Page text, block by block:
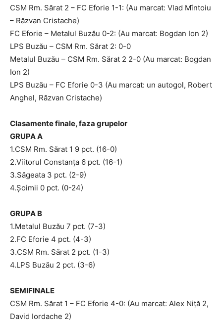
CSM Rm. Sărat 2 – FC Eforie 1-1: (Au marcat: Vlad Mîntoiu
– Răzvan Cristache)
FC Eforie – Metalul Buzău 0-2: (Au marcat: Bogdan Ion 2)
LPS Buzău – CSM Rm. Sărat 2: 0-0
Metalul Buzău – CSM Rm. Sărat 2 2-0 (Au marcat: Bogdan
Ion 2)
LPS Buzău – FC Eforie 0-3 (Au marcat: un autogol, Robert
Anghel, Răzvan Cristache)
Clasamente finale, faza grupelor
GRUPA A
1.CSM Rm. Sărat 1 9 pct. (16-0)
2.Viitorul Constanţa 6 pct. (16-1)
3.Săgeata 3 pct. (2-9)
4.Şoimii 0 pct. (0-24)
GRUPA B
1.Metalul Buzău 7 pct. (7-3)
2.FC Eforie 4 pct. (4-3)
3.CSM Rm. Sărat 2 pct. (1-3)
4.LPS Buzău 2 pct. (3-6)
SEMIFINALE
CSM Rm. Sărat 1 – FC Eforie 4-0: (Au marcat: Alex Niţă 2,
David Iordache 2)